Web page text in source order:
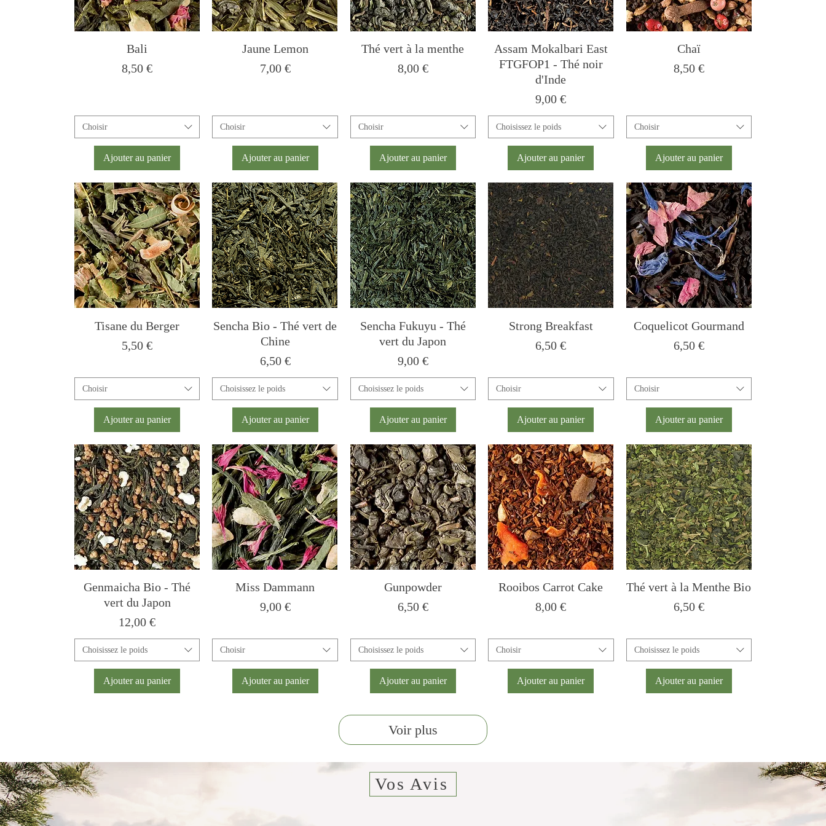
Bali
Prix
8,50 €
Choisir
Ajouter au panier
Jaune Lemon
Prix
7,00 €
Choisir
Ajouter au panier
Thé vert à la menthe
Prix
8,00 €
Choisir
Ajouter au panier
Assam Mokalbari East
FTGFOP1 - Thé noir
d'Inde
Prix
9,00 €
Choisissez le poids
Ajouter au panier
Chaï
Prix
8,50 €
Choisir
Ajouter au panier
Tisane du Berger
Prix
5,50 €
Choisir
Ajouter au panier
Sencha Bio - Thé vert de
Chine
Prix
6,50 €
Choisissez le poids
Ajouter au panier
Sencha Fukuyu - Thé
vert du Japon
Prix
9,00 €
Choisissez le poids
Ajouter au panier
Strong Breakfast
Prix
6,50 €
Choisir
Ajouter au panier
Coquelicot Gourmand
Prix
6,50 €
Choisir
Ajouter au panier
Genmaicha Bio - Thé
vert du Japon
Prix
12,00 €
Choisissez le poids
Ajouter au panier
Miss Dammann
Prix
9,00 €
Choisir
Ajouter au panier
Gunpowder
Prix
6,50 €
Choisissez le poids
Ajouter au panier
Rooibos Carrot Cake
Prix
8,00 €
Choisir
Ajouter au panier
Thé vert à la Menthe Bio
Prix
6,50 €
Choisissez le poids
Ajouter au panier
Voir plus
Vos Avis